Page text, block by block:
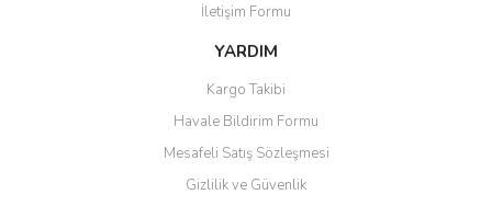
Gönder
İletişim Formu
YARDIM
Kargo Takibi
Havale Bildirim Formu
Mesafeli Satış Sözleşmesi
Gizlilik ve Güvenlik